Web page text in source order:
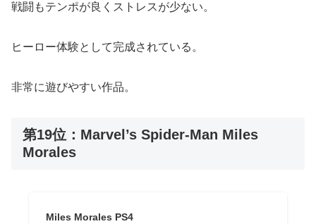
戦闘もテンポが良くストレスが少ない。
ヒーロー体験として完成されている。
非常に遊びやすい作品。
第19位：Marvel’s Spider-Man Miles
Morales
Miles Morales PS4